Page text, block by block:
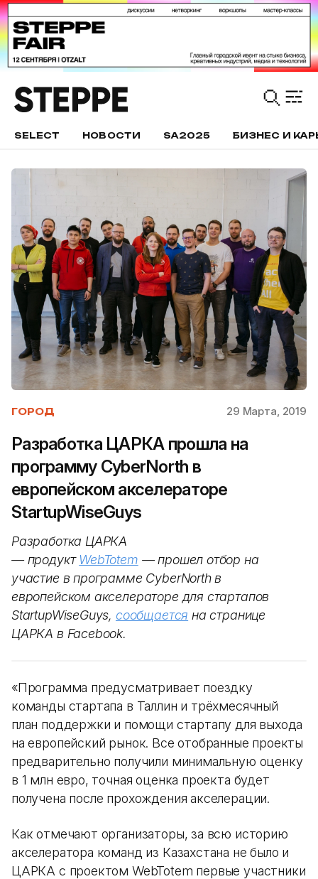
SELECT НОВОСТИ SA2025 БИЗНЕС И
ГОРОД 29 Марта, 2019
Разработка ЦАРКА прошла на
программу CyberNorth в
европейском акселераторе
StartupWiseGuys
Разработка ЦАРКА
— продуктWebTotem — прошел отбор на
участие в программе CyberNorth в
европейском акселераторе для стартапов
StartupWiseGuys, сообщается на странице
ЦАРКА в Facebook.
«Программа предусматривает поездку
команды стартапа в Таллин и трёхмесячный
план поддержки и помощи стартапу для выхода
на европейский рынок. Все отобранные проекты
предварительно получили минимальную оценку
в 1 млн евро, точная оценка проекта будет
получена после прохождения акселерации.
Как отмечают организаторы, за всю историю
акселератора команд из Казахстана не было и
ЦАРКА с проектом WebTotem первые участники